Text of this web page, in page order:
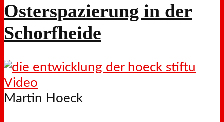
Osterspazierung in der
Schorfheide
Video
Martin Hoeck